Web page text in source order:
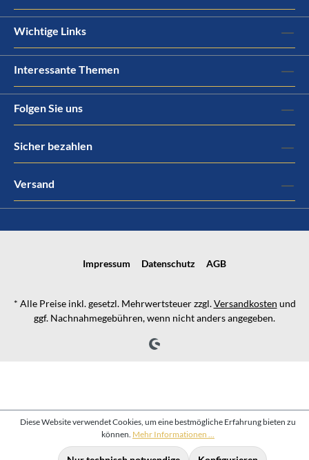
Wichtige Links
Interessante Themen
Folgen Sie uns
Sicher bezahlen
Versand
Impressum Datenschutz AGB
* Alle Preise inkl. gesetzl. Mehrwertsteuer zzgl.Versandkosten und
ggf. Nachnahmegebühren, wenn nicht anders angegeben.
Diese Website verwendet Cookies, um eine bestmögliche Erfahrung bieten zu
können. Mehr Informationen ...